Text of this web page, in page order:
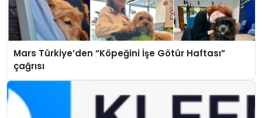
Mars Türkiye’den “Köpeğini İşe Götür Haftası”
çağrısı